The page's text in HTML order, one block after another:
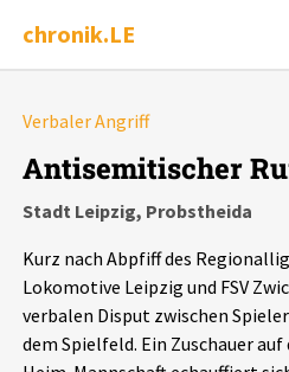
chronik.LE
Chronik
Dossiers
Leipziger Zustände
Verbaler Angriff
Antisemitischer
Stadt Leipzig, Probstheida
Kurz nach Abpfiff des
Lokomotive Leipzig und FSV
verbalen Disput zwischen
dem Spielfeld. Ein Zuschauer
Alle Ereignisse
Ereignisse
Ereignisse